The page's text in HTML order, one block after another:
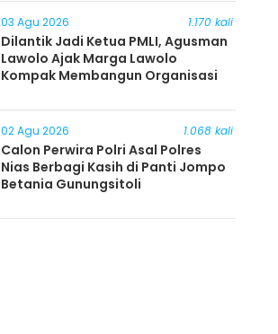
03 Agu 2026 1.170 kali
Dilantik Jadi Ketua PMLI, Agusman
Lawolo Ajak Marga Lawolo
Kompak Membangun Organisasi
02 Agu 2026 1.068 kali
Calon Perwira Polri Asal Polres
Nias Berbagi Kasih di Panti Jompo
Betania Gunungsitoli